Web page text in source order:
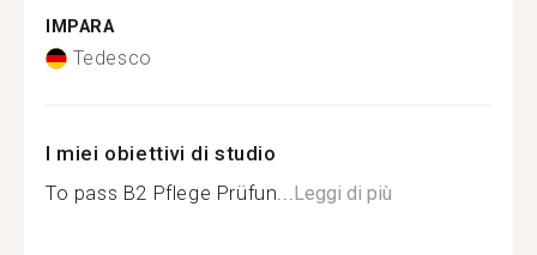
IMPARA
Tedesco
I miei obiettivi di studio
To pass B2 Pflege Prüfun...Leggi di più